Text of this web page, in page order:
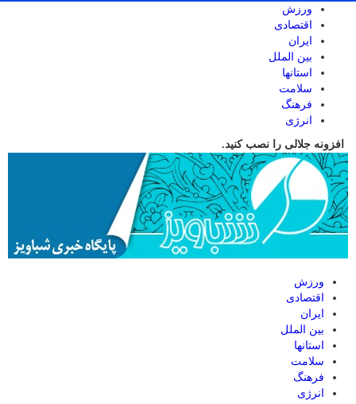
ورزش
اقتصادی
ایران
بین الملل
استانها
سلامت
فرهنگ
انرژی
افزونه جلالی را نصب کنید.
ورزش
اقتصادی
ایران
بین الملل
استانها
سلامت
فرهنگ
انرژی